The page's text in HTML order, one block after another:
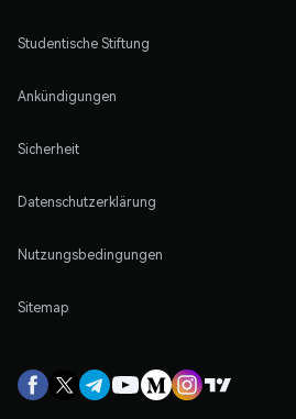
Studentische Stiftung
Ankündigungen
Sicherheit
Datenschutzerklärung
Nutzungsbedingungen
Sitemap